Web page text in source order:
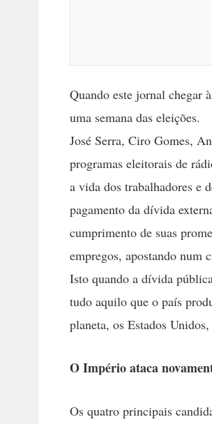
Quando este jornal chegar
uma semana das eleições.
José Serra, Ciro Gomes,
programas eleitorais de
a vida dos trabalhadores e
pagamento da dívida
cumprimento de suas
empregos, apostando num
Isto quando a dívida
tudo aquilo que o país
planeta, os Estados
O Império ataca
Os quatro principais